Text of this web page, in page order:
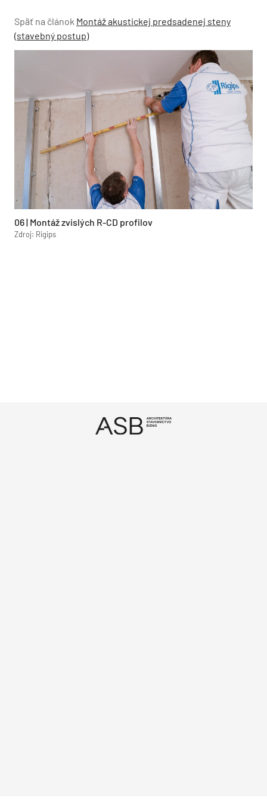
Späť na článok Montáž akustickej predsadenej steny
(stavebný postup)
06 | Montáž zvislých R-CD profilov
Zdroj: Rigips